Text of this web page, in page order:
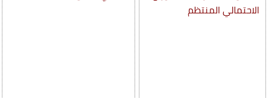
الاحتمالي المنتظم